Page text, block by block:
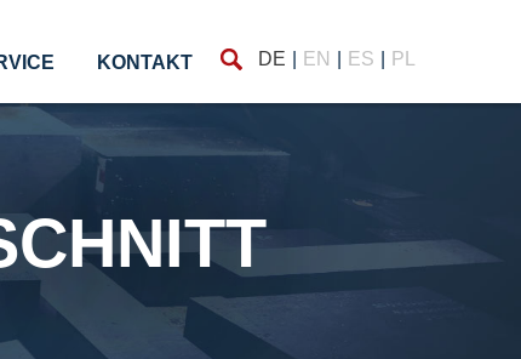
KONTAKT DE EN ES PL